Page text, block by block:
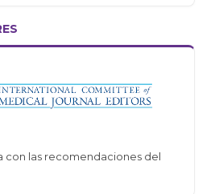
con las recomendaciones del